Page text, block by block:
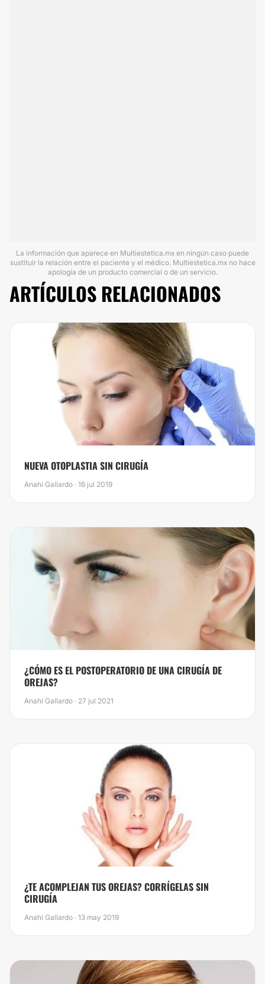
La información que aparece en Multiestetica.mx en ningún caso puede
sustituir la relación entre el paciente y el médico. Multiestetica.mx no hace
apología de un producto comercial o de un servicio.
ARTÍCULOS RELACIONADOS
NUEVA OTOPLASTIA SIN CIRUGÍA
Anahí Gallardo · 16 jul 2019
¿CÓMO ES EL POSTOPERATORIO DE UNA CIRUGÍA DE
OREJAS?
Anahí Gallardo · 27 jul 2021
​¿TE ACOMPLEJAN TUS OREJAS? CORRÍGELAS SIN
CIRUGÍA
Anahí Gallardo · 13 may 2019